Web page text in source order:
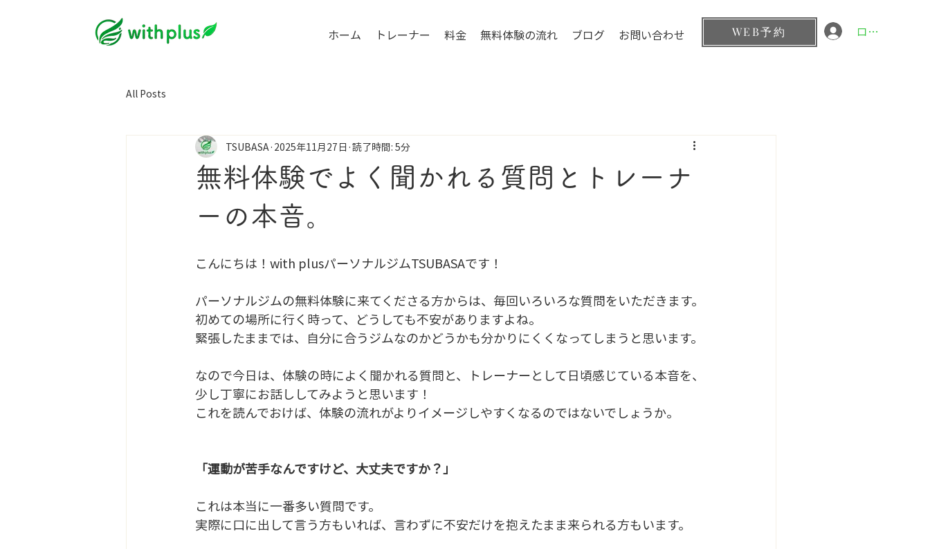
ホーム トレーナー 料金 無料体験の流れ ブログ お問い合わせ ログイン
WEB予約
All Posts
無料体験でよく聞かれる質問とトレーナ
ーの本音。
TSUBASA 2025年11月27日 読了時間: 5分
こんにちは！with plusパーソナルジムTSUBASAです！
パーソナルジムの無料体験に来てくださる方からは、毎回いろいろな質問をいただきます。
初めての場所に行く時って、どうしても不安がありますよね。
緊張したままでは、自分に合うジムなのかどうかも分かりにくくなってしまうと思います。
なので今日は、体験の時によく聞かれる質問と、トレーナーとして日頃感じている本音を、
少し丁寧にお話ししてみようと思います！
これを読んでおけば、体験の流れがよりイメージしやすくなるのではないでしょうか。
「運動が苦手なんですけど、大丈夫ですか？」
これは本当に一番多い質問です。
実際に口に出して言う方もいれば、言わずに不安だけを抱えたまま来られる方もいます。